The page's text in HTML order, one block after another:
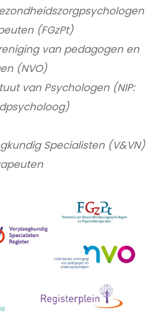
(FGzPt)
van pedagogen en
(NVO)
van Psychologen (NIP:
Specialisten (V&VN)